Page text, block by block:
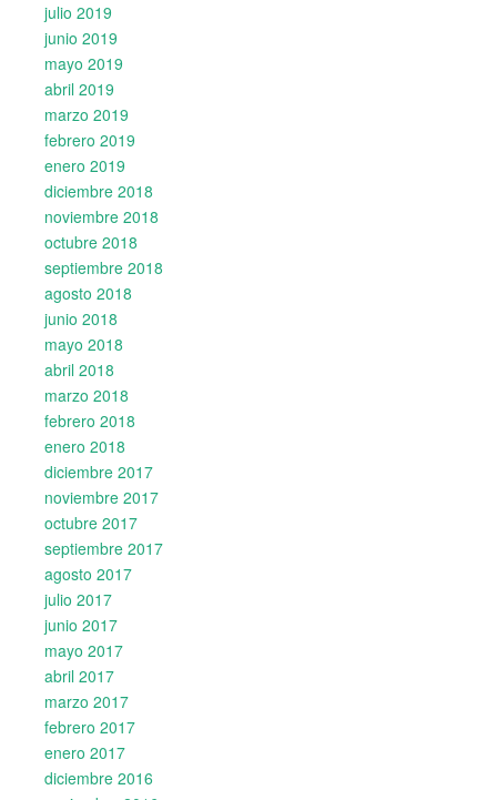
julio 2019
junio 2019
mayo 2019
abril 2019
marzo 2019
febrero 2019
enero 2019
diciembre 2018
noviembre 2018
octubre 2018
septiembre 2018
agosto 2018
junio 2018
mayo 2018
abril 2018
marzo 2018
febrero 2018
enero 2018
diciembre 2017
noviembre 2017
octubre 2017
septiembre 2017
agosto 2017
julio 2017
junio 2017
mayo 2017
abril 2017
marzo 2017
febrero 2017
enero 2017
diciembre 2016